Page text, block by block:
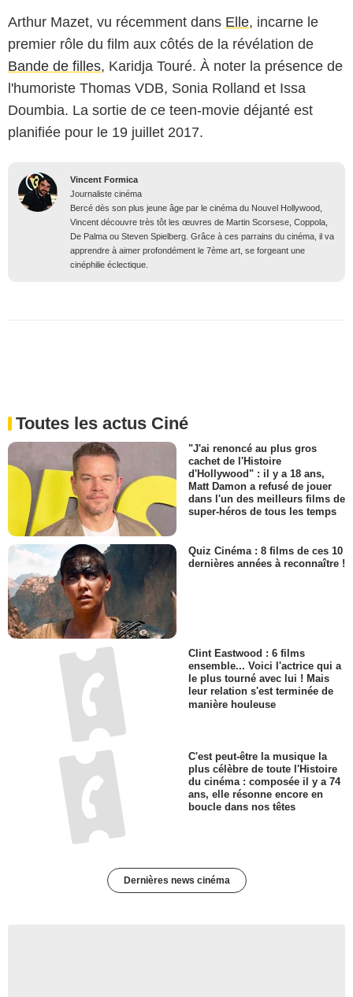
Arthur Mazet, vu récemment dans Elle, incarne le
premier rôle du film aux côtés de la révélation de
Bande de filles, Karidja Touré. À noter la présence de
l'humoriste Thomas VDB, Sonia Rolland et Issa
Doumbia. La sortie de ce teen-movie déjanté est
planifiée pour le 19 juillet 2017.
Vincent Formica
Journaliste cinéma
Bercé dès son plus jeune âge par le cinéma du Nouvel Hollywood,
Vincent découvre très tôt les œuvres de Martin Scorsese, Coppola,
De Palma ou Steven Spielberg. Grâce à ces parrains du cinéma, il va
apprendre à aimer profondément le 7ème art, se forgeant une
cinéphilie éclectique.
Toutes les actus Ciné
"J'ai renoncé au plus gros
cachet de l'Histoire
d'Hollywood" : il y a 18 ans,
Matt Damon a refusé de jouer
dans l'un des meilleurs films de
super-héros de tous les temps
Quiz Cinéma : 8 films de ces 10
dernières années à reconnaître !
Clint Eastwood : 6 films
ensemble... Voici l'actrice qui a
le plus tourné avec lui ! Mais
leur relation s'est terminée de
manière houleuse
C'est peut-être la musique la
plus célèbre de toute l'Histoire
du cinéma : composée il y a 74
ans, elle résonne encore en
boucle dans nos têtes
Dernières news cinéma